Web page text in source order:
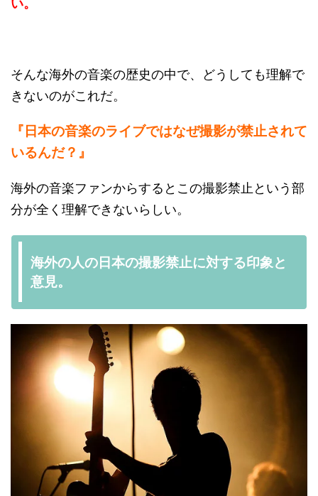
い。
そんな海外の音楽の歴史の中で、どうしても理解で
きないのがこれだ。
『日本の音楽のライブではなぜ撮影が禁止されて
いるんだ？』
海外の音楽ファンからするとこの撮影禁止という部
分が全く理解できないらしい。
海外の人の日本の撮影禁止に対する印象と
意見。